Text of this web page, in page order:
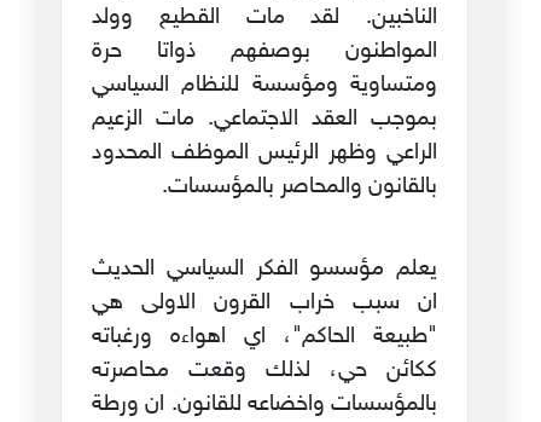
الناخبين. لقد مات القطيع وولد
المواطنون بوصفهم ذواتا حرة
ومتساوية ومؤسسة للنظام السياسي
بموجب العقد الاجتماعي. مات الزعيم
الراعي وظهر الرئيس الموظف المحدود
بالقانون والمحاصر بالمؤسسات.
يعلم مؤسسو الفكر السياسي الحديث
ان سبب خراب القرون الاولى هي
"طبيعة الحاكم"، اي اهواءه ورغباته
ككائن حي، لذلك وقعت محاصرته
بالمؤسسات واخضاعه للقانون. ان ورطة